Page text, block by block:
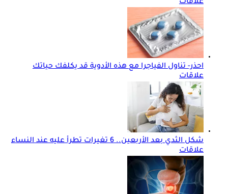
علاقات
احذر- تناول الفياجرا مع هذه الأدوية قد يكلفك حياتك
علاقات
شكل الثدي بعد الأربعين.. 6 تغيرات تطرأ عليه عند النساء
علاقات